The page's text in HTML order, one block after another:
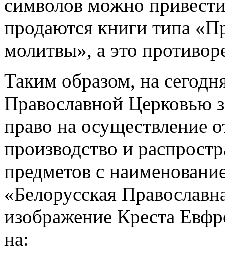
символов можно
продаются книги типа
молитвы», а это
Таким образом, на
Православной Церковью
право на осуществление
производство и
предметов с
«Белорусская
изображение Креста
на: